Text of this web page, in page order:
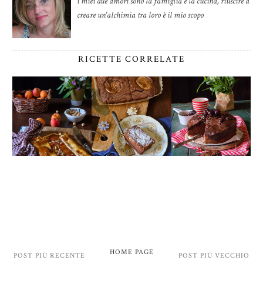
creare un'alchimia tra loro è il mio scopo
RICETTE CORRELATE
POST PIÙ RECENTE POST PIÙ VECCHIO
HOME PAGE